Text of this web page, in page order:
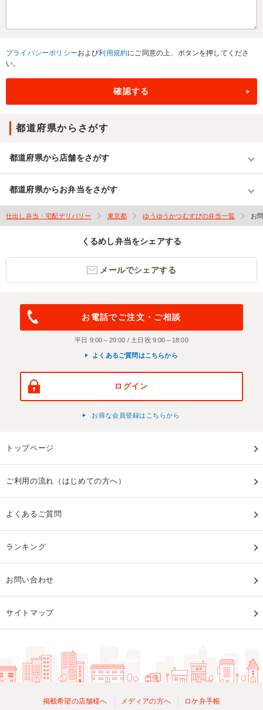
プライバシーポリシーおよび利用規約にご同意の上、ボタンを押してくださ
い。
都道府県からさがす
都道府県から店舗をさがす
都道府県からお弁当をさがす
仕出し弁当・宅配デリバリー 東京都 ゆうゆうかつむすびの弁当一覧 お
くるめし弁当をシェアする
メールでシェアする
お電話でご注文・ご相談
平日 9:00～20:00 / 土日祝 9:00～18:00
よくあるご質問はこちらから
ログイン
お得な会員登録はこちらから
トップページ
ご利用の流れ（はじめての方へ）
よくあるご質問
ランキング
お問い合わせ
サイトマップ
掲載希望の店舗様へ メディアの方へ ロケ弁手帳